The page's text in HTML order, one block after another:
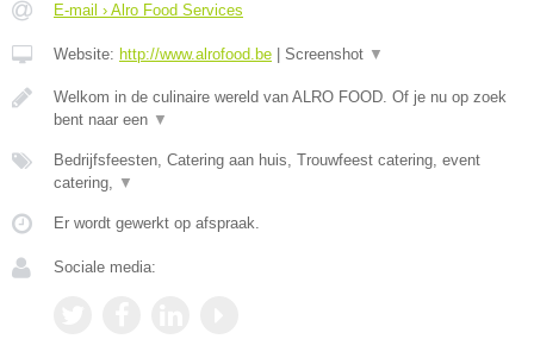
E-mail › Alro Food Services
Website: http://www.alrofood.be Screenshot ▼
Welkom in de culinaire wereld van ALRO FOOD. Of je nu op zoek
bent naar een ▼
Bedrijfsfeesten, Catering aan huis, Trouwfeest catering, event
catering, ▼
Er wordt gewerkt op afspraak.
Sociale media: